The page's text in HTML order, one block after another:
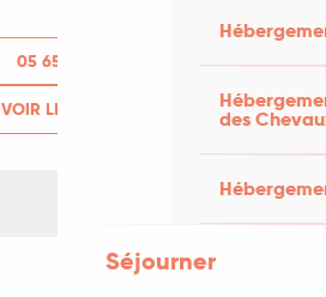
des
Séjourner
05 65 20 88
VOIR LES SITES WEB